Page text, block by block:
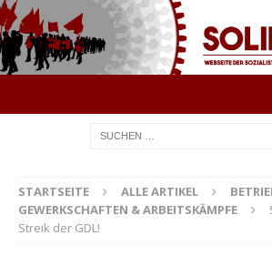
STARTSEITE ALLE ARTIKEL
GEWERKSCHAFTEN & ARBEITSKÄMPFE
Streik der GDL!